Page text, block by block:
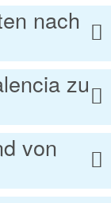
nach
zu
von